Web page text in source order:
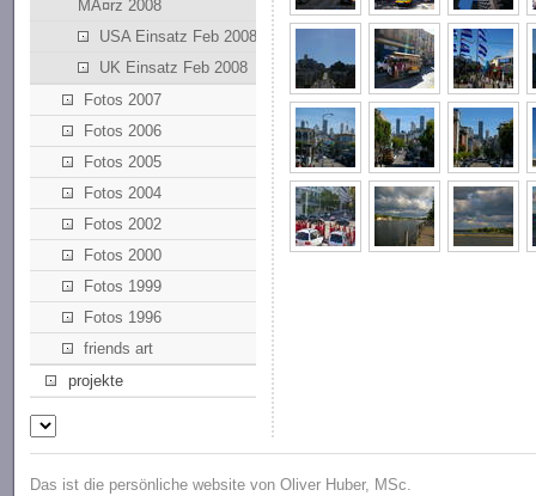
MÃ¤rz 2008
USA Einsatz Feb 2008
UK Einsatz Feb 2008
Fotos 2007
Fotos 2006
Fotos 2005
Fotos 2004
Fotos 2002
Fotos 2000
Fotos 1999
Fotos 1996
friends art
projekte
Das ist die persönliche website von Oliver Huber, MSc.